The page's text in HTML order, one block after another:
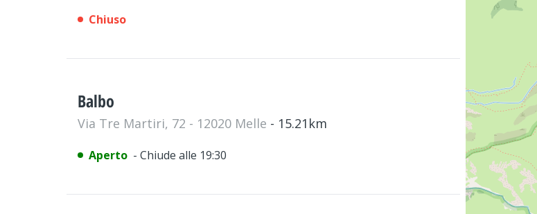
Chiuso
Balbo
Via Tre Martiri, 72 - 12020 Melle - 15.21km
Aperto - Chiude alle 19:30